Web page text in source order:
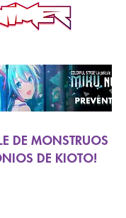
DE MONSTRUOS
DE KIOTO!